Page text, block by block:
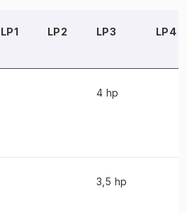
LP1 LP2 LP3 LP4
4 hp
3,5 hp